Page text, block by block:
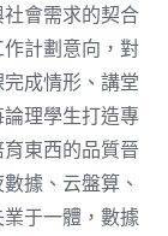
會需求的契合
計劃意向，對
成情形、講堂
理學生打造專
東西的品質晉
據、云盤算、
于一體，數據